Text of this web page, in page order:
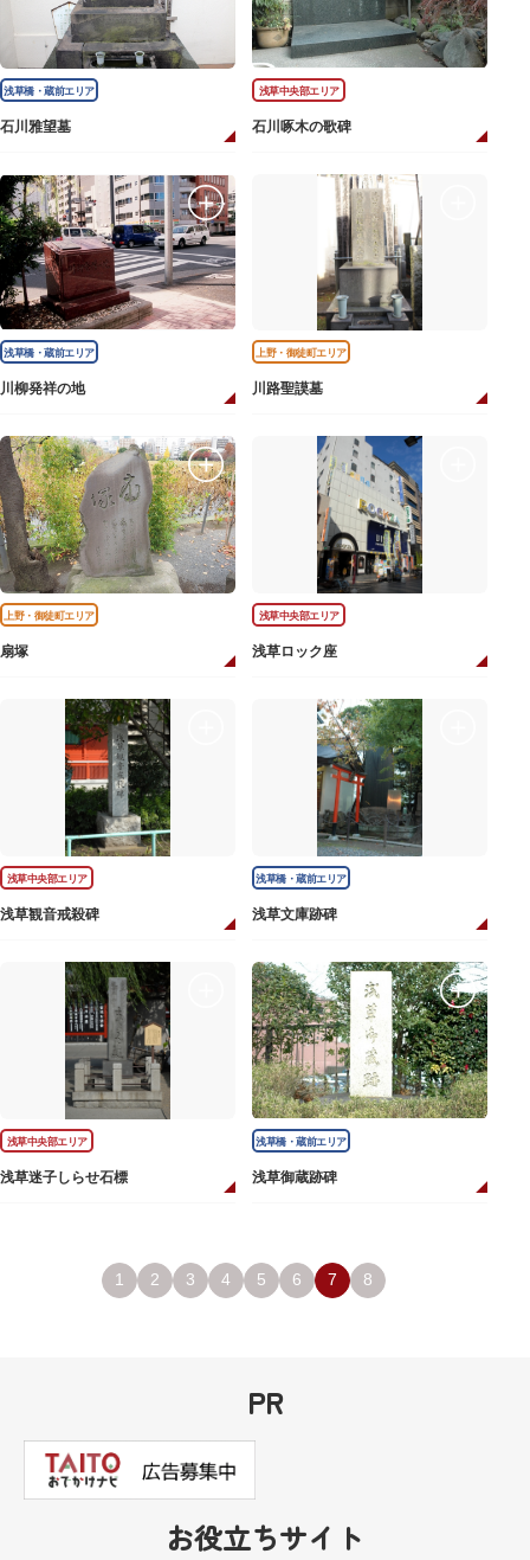
浅草橋・蔵前エリア
石川雅望墓
浅草中央部エリア
石川啄木の歌碑
浅草橋・蔵前エリア
川柳発祥の地
上野・御徒町エリア
川路聖謨墓
上野・御徒町エリア
扇塚
浅草中央部エリア
浅草ロック座
浅草中央部エリア
浅草観音戒殺碑
浅草橋・蔵前エリア
浅草文庫跡碑
浅草中央部エリア
浅草迷子しらせ石標
浅草橋・蔵前エリア
浅草御蔵跡碑
1 2 3 4 5 6 7 8
PR
お役立ちサイト